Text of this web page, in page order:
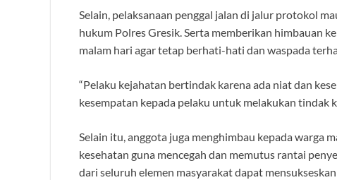
Selain, pelaksanaan penggal jalan di jalur protokol
hukum Polres Gresik. Serta memberikan himbauan
malam hari agar tetap berhati-hati dan waspada
“Pelaku kejahatan bertindak karena ada niat dan
kesempatan kepada pelaku untuk melakukan tindak
Selain itu, anggota juga menghimbau kepada warga
kesehatan guna mencegah dan memutus rantai
dari seluruh elemen masyarakat dapat